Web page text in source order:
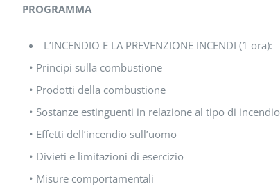
PROGRAMMA
L’INCENDIO E LA PREVENZIONE INCENDI (1 ora):
• Principi sulla combustione
• Prodotti della combustione
• Sostanze estinguenti in relazione al tipo di incendio
• Effetti dell’incendio sull’uomo
• Divieti e limitazioni di esercizio
• Misure comportamentali